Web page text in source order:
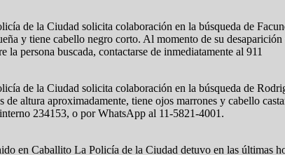
de la Ciudad solicita colaboración en la búsqueda de
y tiene cabello negro corto. Al momento de su
la persona buscada, contactarse de inmediatamente al 911
de la Ciudad solicita colaboración en la búsqueda de
de altura aproximadamente, tiene ojos marrones y cabello
234153, o por WhatsApp al 11-5821-4001.
en Caballito La Policía de la Ciudad detuvo en las últimas